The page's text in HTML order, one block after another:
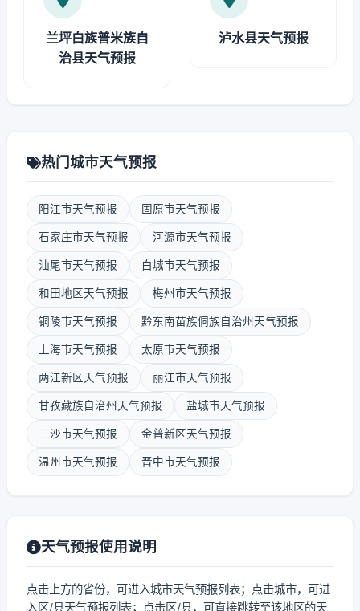
兰坪白族普米族自
治县天气预报
泸水县天气预报
热门城市天气预报
阳江市天气预报 固原市天气预报
石家庄市天气预报 河源市天气预报
汕尾市天气预报 白城市天气预报
和田地区天气预报 梅州市天气预报
铜陵市天气预报 黔东南苗族侗族自治州天气预报
上海市天气预报 太原市天气预报
两江新区天气预报 丽江市天气预报
甘孜藏族自治州天气预报 盐城市天气预报
三沙市天气预报 金普新区天气预报
温州市天气预报 晋中市天气预报
天气预报使用说明
点击上方的省份，可进入城市天气预报列表；点击城市，可进
入区/县天气预报列表；点击区/县，可直接跳转至该地区的天